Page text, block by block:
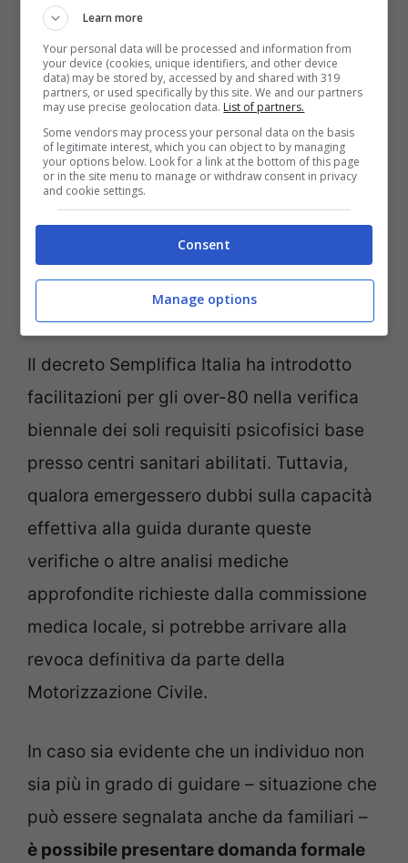
È compito dei medici delle ASLvalutare
l’idoneità del richiedente secondo criteri
ben definiti dall’articolo 119 del Codice
della Strada.
revocadella patente rappresenta
esito più drastico nei confronti di chi non
Il decreto Semplifica Italia ha introdotto
facilitazioni per gli over-80 nella verifica
biennale dei soli requisiti psicofisici base
presso centri sanitari abilitati. Tuttavia,
qualora emergessero dubbi sulla capacità
effettiva alla guida durante queste
verifiche o altre analisi mediche
approfondite richieste dalla commissione
medica locale, si potrebbe arrivare alla
revoca definitiva da parte della
Motorizzazione Civile.
In caso sia evidente che un individuo non
sia più in grado di guidare – situazione che
può essere segnalata anche da familiari –
è possibile presentare domanda formale
Learn more
Your personal data will be processed and information from
your device (cookies, unique identifiers, and other device
data) may be stored by, accessed by and shared with 319
partners, or used specifically by this site. We and our partners
may use precise geolocation data. List of partners.
Some vendors may process your personal data on the basis
of legitimate interest, which you can object to by managing
your options below. Look for a link at the bottom of this page
or in the site menu to manage or withdraw consent in privacy
and cookie settings.
Consent
Manage options